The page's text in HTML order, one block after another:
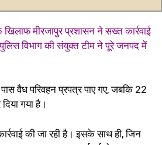
मीरजापुर प्रशासन ने सख्त कार्रवाई
विभाग की संयुक्त टीम ने पूरे जनपद में
वैध परिवहन प्रपत्र पाए गए, जबकि 22
गया है।
की जा रही है। इसके साथ ही, जिन